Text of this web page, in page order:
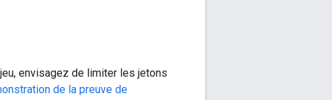
envisagez de limiter les jetons
de la preuve de